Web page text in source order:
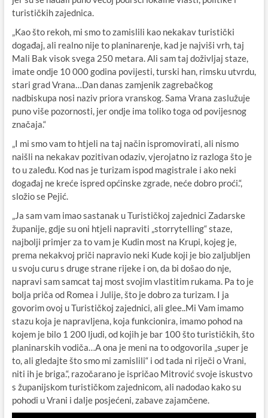
turističkih zajednica.
„Kao što rekoh, mi smo to zamislili kao nekakav turistički
događaj, ali realno nije to planinarenje, kad je najviši vrh, taj
Mali Bak visok svega 250 metara. Ali sam taj doživljaj staze,
imate ondje 10 000 godina povijesti, turski han, rimsku utvrdu,
stari grad Vrana…Dan danas zamjenik zagrebačkog
nadbiskupa nosi naziv priora vranskog. Sama Vrana zaslužuje
puno više pozornosti, jer ondje ima toliko toga od povijesnog
značaja.“
„I mi smo vam to htjeli na taj način ispromovirati, ali nismo
naišli na nekakav pozitivan odaziv, vjerojatno iz razloga što je
to u zaleđu. Kod nas je turizam ispod magistrale i ako neki
događaj ne kreće ispred općinske zgrade, neće dobro proći.“,
složio se Pejić.
„Ja sam vam imao sastanak u Turističkoj zajednici Zadarske
županije, gdje su oni htjeli napraviti „storrytelling“ staze,
najbolji primjer za to vam je Kudin most na Krupi, kojeg je,
prema nekakvoj priči napravio neki Kude koji je bio zaljubljen
u svoju curu s druge strane rijeke i on, da bi došao do nje,
napravi sam samcat taj most svojim vlastitim rukama. Pa to je
bolja priča od Romea i Julije, što je dobro za turizam. I ja
govorim ovoj u Turističkoj zajednici, ali glee..Mi Vam imamo
stazu koja je napravljena, koja funkcionira, imamo pohod na
kojem je bilo 1 200 ljudi, od kojih je bar 100 što turističkih, što
planinarskih vodiča…A ona je meni na to odgovorila „super je
to, ali gledajte što smo mi zamislili“ i od tada ni riječi o Vrani,
niti ih je briga.“, razočarano je ispričao Mitrović svoje iskustvo
s županijskom turističkom zajednicom, ali nadodao kako su
pohodi u Vrani i dalje posjećeni, zabave zajamčene.